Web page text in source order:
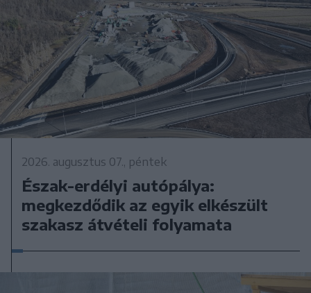
2026. augusztus 07., péntek
Észak-erdélyi autópálya:
megkezdődik az egyik elkészült
szakasz átvételi folyamata